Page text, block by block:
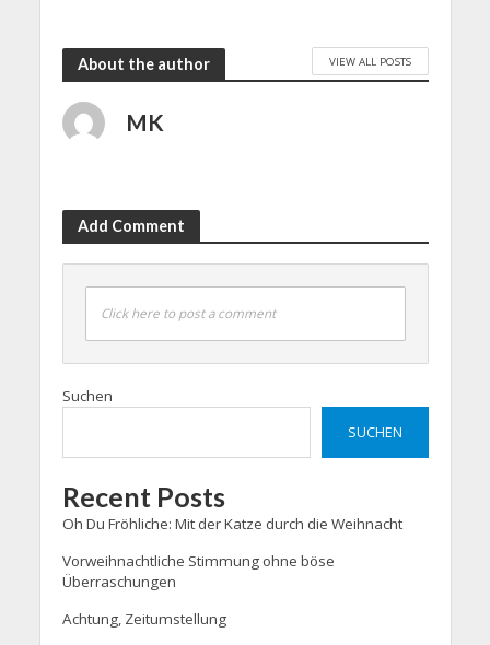
About the author VIEW ALL POSTS
MK
Add Comment
Click here to post a comment
Suchen
SUCHEN
Recent Posts
Oh Du Fröhliche: Mit der Katze durch die Weihnacht
Vorweihnachtliche Stimmung ohne böse
Überraschungen
Achtung, Zeitumstellung